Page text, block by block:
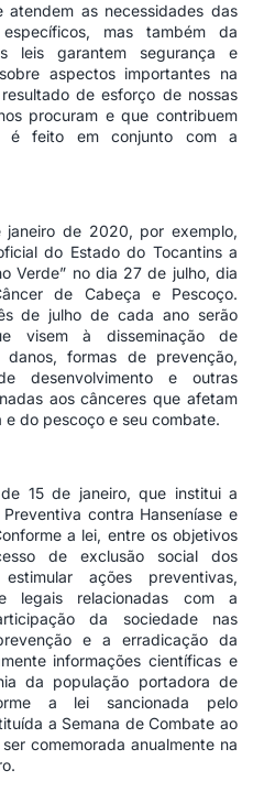
atendem as necessidades das
mas também da
leis garantem segurança e
aspectos importantes na
de esforço de nossas
procuram e que contribuem
é feito em conjunto com a
de 2020, por exemplo,
do Estado do Tocantins a
Verde” no dia 27 de julho, dia
de Cabeça e Pescoço.
de julho de cada ano serão
visem à disseminação de
formas de prevenção,
desenvolvimento e outras
aos cânceres que afetam
do pescoço e seu combate.
15 de janeiro, que institui a
contra Hanseníase e
a lei, entre os objetivos
de exclusão social dos
ações preventivas,
legais relacionadas com a
da sociedade nas
e a erradicação da
informações científicas e
da população portadora de
a lei sancionada pelo
a Semana de Combate ao
comemorada anualmente na